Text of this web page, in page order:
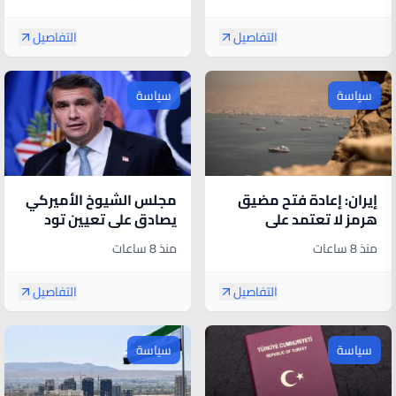
التفاصيل
التفاصيل
سياسة
إيران: إعادة فتح مضيق
هرمز لا تعتمد على
المفاوضات مع عُمانمنذ 8 ساعات
التفاصيل
سياسة
مجلس الشيوخ الأميركي
يصادق على تعيين تود
بلانش وزيرا للعدلمنذ 8 ساعات
التفاصيل
سياسة سياسة